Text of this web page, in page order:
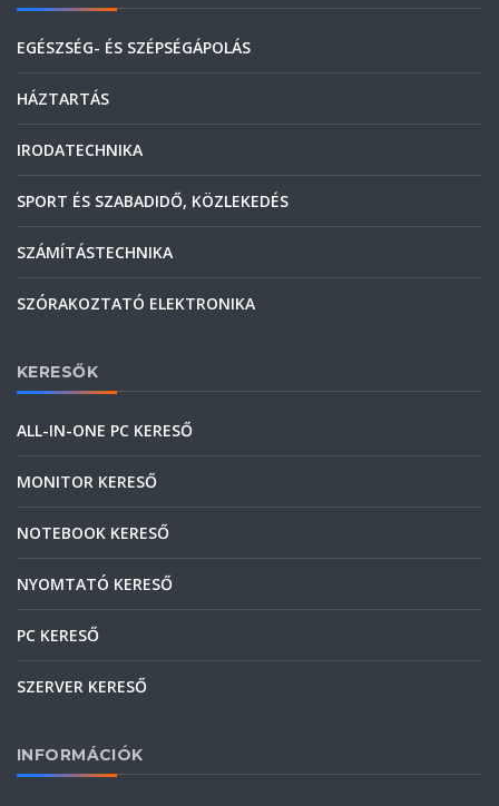
EGÉSZSÉG- ÉS SZÉPSÉGÁPOLÁS
HÁZTARTÁS
IRODATECHNIKA
SPORT ÉS SZABADIDŐ, KÖZLEKEDÉS
SZÁMÍTÁSTECHNIKA
SZÓRAKOZTATÓ ELEKTRONIKA
KERESŐK
ALL-IN-ONE PC KERESŐ
MONITOR KERESŐ
NOTEBOOK KERESŐ
NYOMTATÓ KERESŐ
PC KERESŐ
SZERVER KERESŐ
INFORMÁCIÓK